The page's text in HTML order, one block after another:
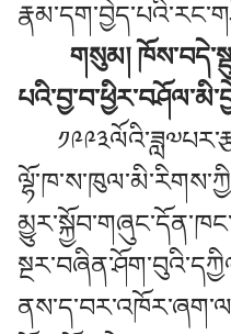
གསུམ།